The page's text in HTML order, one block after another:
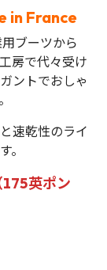
in France
ブーツから
房で代々受け
ントでおしゃ
速乾性のライ
。
英ポン